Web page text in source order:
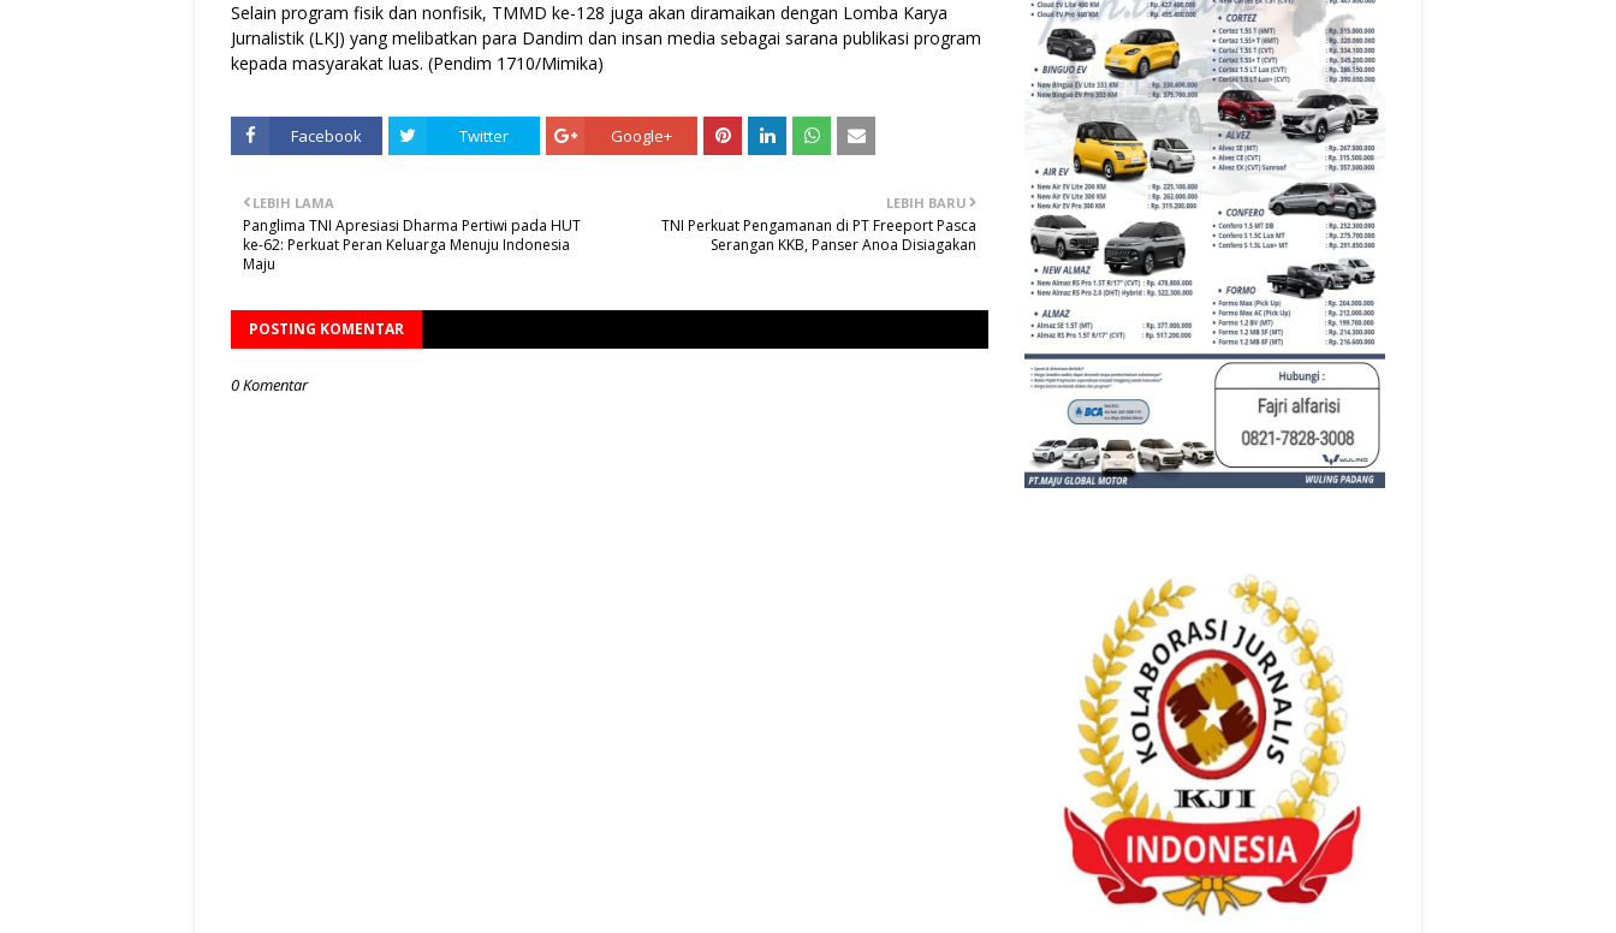
Selain program fisik dan nonfisik, TMMD ke-128 juga akan diramaikan dengan Lomba Karya
Jurnalistik (LKJ) yang melibatkan para Dandim dan insan media sebagai sarana publikasi program
kepada masyarakat luas. (Pendim 1710/Mimika)
Facebook Twitter Google+
LEBIH BARU
TNI Perkuat Pengamanan di PT Freeport Pasca
Serangan KKB, Panser Anoa Disiagakan
LEBIH LAMA
Panglima TNI Apresiasi Dharma Pertiwi pada HUT
ke-62: Perkuat Peran Keluarga Menuju Indonesia
Maju
POSTING KOMENTAR
0 Komentar